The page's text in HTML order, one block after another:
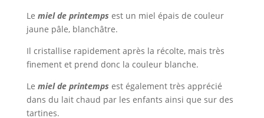
Le miel de printemps est un miel épais de couleur
jaune pâle, blanchâtre.
Il cristallise rapidement après la récolte, mais très
finement et prend donc la couleur blanche.
Le miel de printemps est également très apprécié
dans du lait chaud par les enfants ainsi que sur des
tartines.